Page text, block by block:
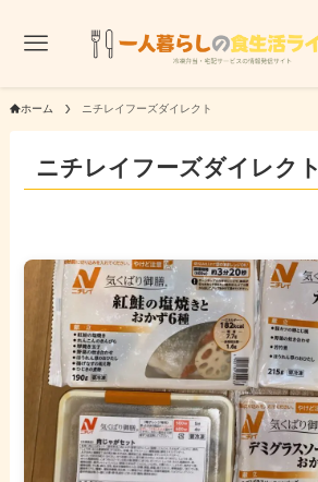
ホーム ニチレイフーズダイレクト
ニチレイフーズダイレクト